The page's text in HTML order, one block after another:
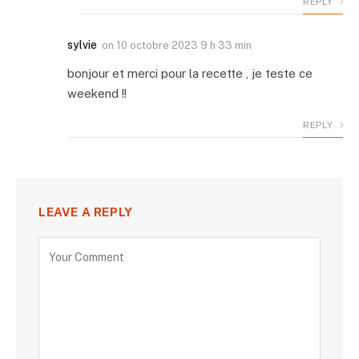
sylvie on 10 octobre 2023 9 h 33 min
bonjour et merci pour la recette , je teste ce
weekend !!
REPLY
LEAVE A REPLY